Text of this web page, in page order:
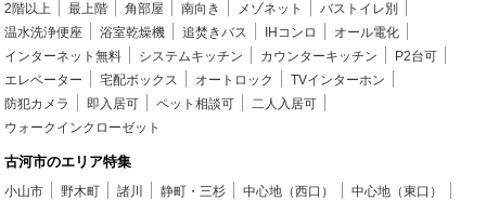
2階以上 最上階 角部屋 南向き メゾネット
バストイレ別
温水洗浄便座
浴室乾燥機 追焚きバス IHコンロ
オール電化
インターネット無料
システムキッチン カウンターキッチン
P2台可
エレベーター
宅配ボックス オートロック
TVインターホン
防犯カメラ
即入居可 ペット相談可
二人入居可
ウォークインクローゼット
古河市のエリア特集
小山市 野木町 諸川 静町・三杉 中心地（西口）
中心地（東口）